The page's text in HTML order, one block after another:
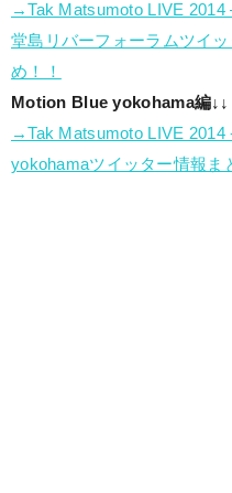
→Tak Matsumoto LIVE 2014
堂島リバーフォーラムツイ
め！！
Motion Blue yokohama編
→Tak Matsumoto LIVE 2014
yokohamaツイッター情報ま